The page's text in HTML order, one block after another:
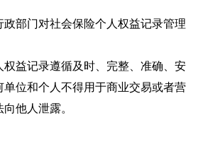
政部门对社会保险个人权益记录管理
权益记录遵循及时、完整、准确、安
单位和个人不得用于商业交易或者营
他人泄露。